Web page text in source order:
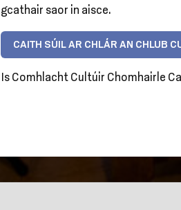
gcathair saor in aisce.
CAITH SÚIL AR CHLÁR AN CHLUB
Is Comhlacht Cultúir Chomhairle